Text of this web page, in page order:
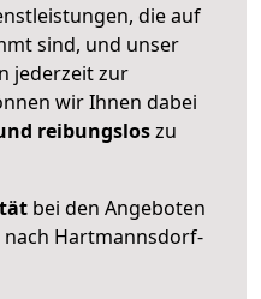
die auf
sind, und unser
jederzeit zur
wir Ihnen dabei
reibungsloszu
bei den Angeboten
Hartmannsdorf-